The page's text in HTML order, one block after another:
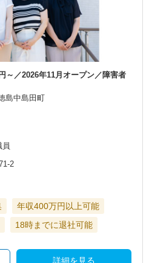
～／2026年11月オープン／障害者
島中島田町
2
年収400万円以上可能
18時までに退社可能
詳細を見る